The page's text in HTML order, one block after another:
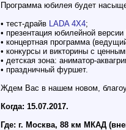
Программа юбилея будет
• тест-драйв LADA 4X4;
• презентация юбилейной версии
• концертная программа
• конкурсы и викторины с
• детская зона: аниматор-
• праздничный фуршет.
Ждем Вас в нашем новом,
Когда: 15.07.2017.
Где: г. Москва, 88 км МКАД